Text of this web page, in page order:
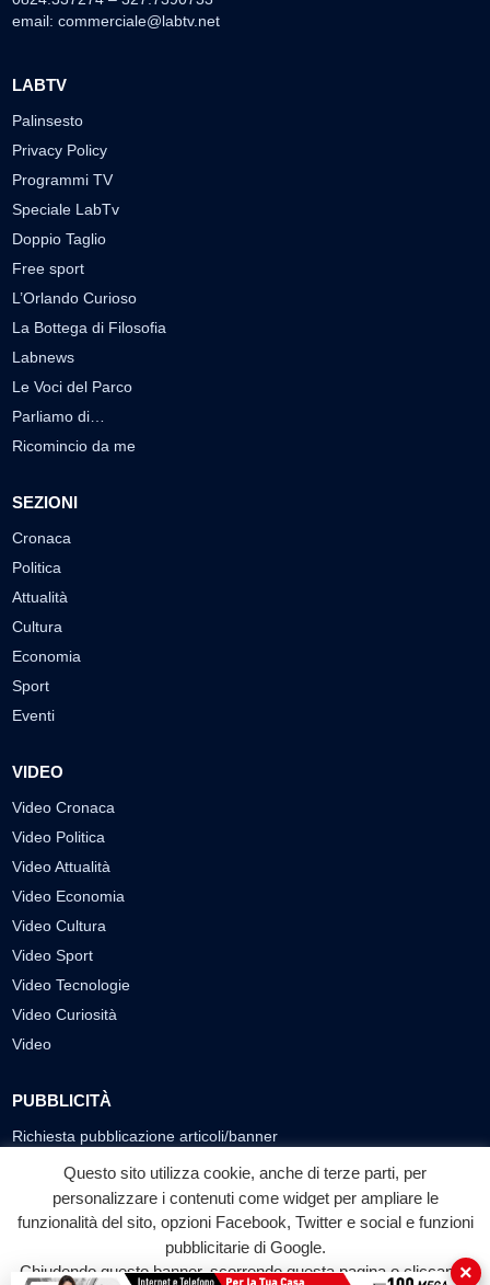
email: commerciale@labtv.net
LABTV
Palinsesto
Privacy Policy
Programmi TV
Speciale LabTv
Doppio Taglio
Free sport
L’Orlando Curioso
La Bottega di Filosofia
Labnews
Le Voci del Parco
Parliamo di…
Ricomincio da me
SEZIONI
Cronaca
Politica
Attualità
Cultura
Economia
Sport
Eventi
VIDEO
Video Cronaca
Video Politica
Video Attualità
Video Economia
Video Cultura
Video Sport
Video Tecnologie
Video Curiosità
Video
PUBBLICITÀ
Richiesta pubblicazione articoli/banner
SEGUICI SUI SOCIAL
f
Facebook
◎ ▶
YouTube
Questo sito utilizza cookie, anche di terze parti, per
personalizzare i contenuti come widget per ampliare le
funzionalità del sito, opzioni Facebook, Twitter e social e funzioni
pubblicitarie di Google.
Chiudendo questo banner, scorrendo questa pagina o cliccando
×